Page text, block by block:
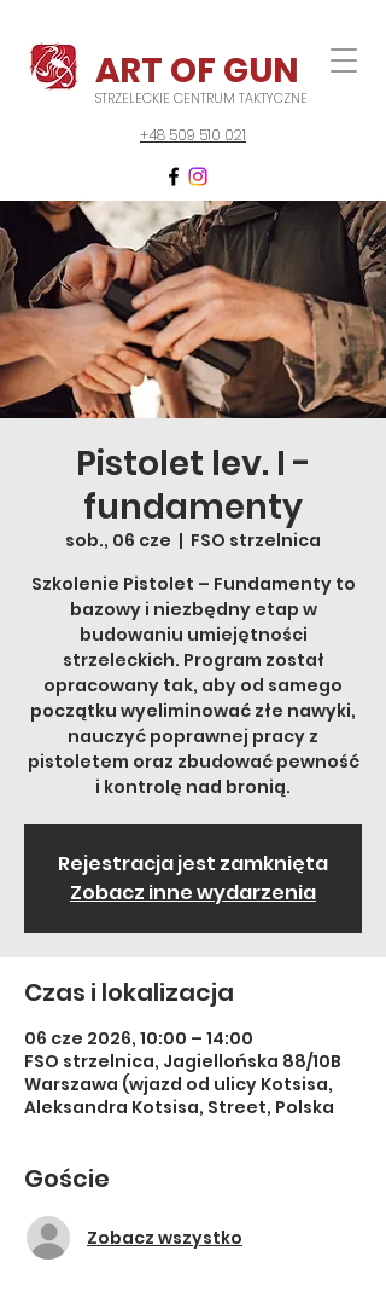
STRZELECKIE CENTRUM TAKTYCZNE
+48 509 510 021
ART OF GUN
Pistolet lev. I -
fundamenty
sob., 06 cze
  |
FSO strzelnica
Szkolenie Pistolet – Fundamenty to
bazowy i niezbędny etap w
budowaniu umiejętności
strzeleckich. Program został
opracowany tak, aby od samego
początku wyeliminować złe nawyki,
nauczyć poprawnej pracy z
pistoletem oraz zbudować pewność
i kontrolę nad bronią.
Rejestracja jest zamknięta
Zobacz inne wydarzenia
Czas i lokalizacja
06 cze 2026, 10:00 – 14:00
FSO strzelnica, Jagiellońska 88/10B
Warszawa (wjazd od ulicy Kotsisa,
Aleksandra Kotsisa, Street, Polska
Goście
Zobacz wszystko